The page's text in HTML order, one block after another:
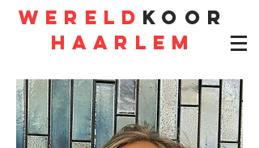
WERELD KOOR
HAARLEM